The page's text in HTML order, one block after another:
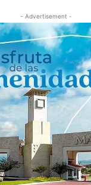
- Advertisement -